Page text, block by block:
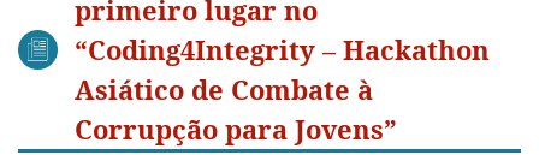
primeiro lugar no
“Coding4Integrity – Hackathon
Asiático de Combate à
Corrupção para Jovens”